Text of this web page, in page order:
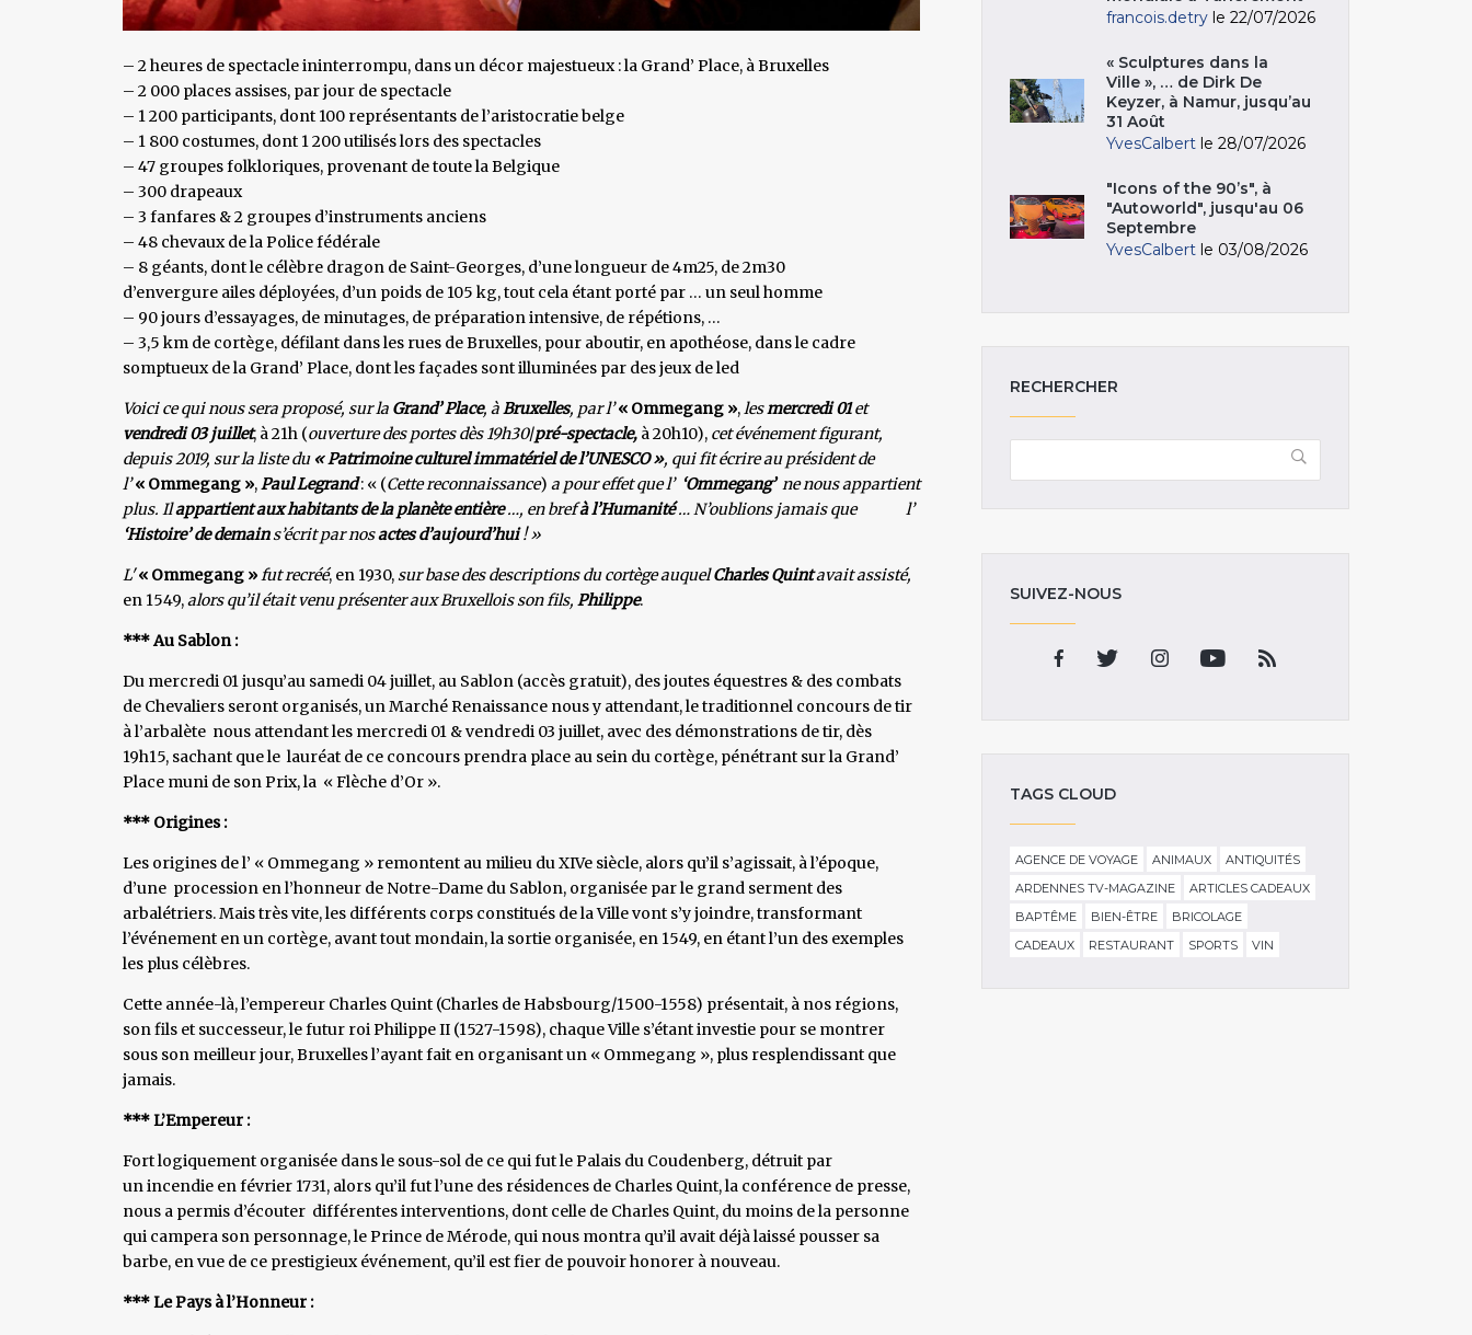
– 2 heures de spectacle ininterrompu, dans un décor majestueux : la Grand’ Place, à Bruxelles
– 2 000 places assises, par jour de spectacle
– 1 200 participants, dont 100 représentants de l’aristocratie belge
– 1 800 costumes, dont 1 200 utilisés lors des spectacles
– 47 groupes folkloriques, provenant de toute la Belgique
– 300 drapeaux
– 3 fanfares & 2 groupes d’instruments anciens
– 48 chevaux de la Police fédérale
– 8 géants, dont le célèbre dragon de Saint-Georges, d’une longueur de 4m25, de 2m30
d’envergure ailes déployées, d’un poids de 105 kg, tout cela étant porté par … un seul homme
– 90 jours d’essayages, de minutages, de préparation intensive, de répétions, …
– 3,5 km de cortège, défilant dans les rues de Bruxelles, pour aboutir, en apothéose, dans le cadre
somptueux de la Grand’ Place, dont les façades sont illuminées par des jeux de led
Voici ce qui nous sera proposé, sur la Grand’ Place, àBruxelles, par l’« Ommegang »,lesmercredi 01et
vendredi 03 juillet, à 21h (ouverture des portes dès 19h30/pré-spectacle, à 20h10), cet événementfigurant,
depuis 2019, sur la liste du« Patrimoine culturel immatériel de l’UNESCO », qui fit écrire au président de
l’« Ommegang »,Paul Legrand: « (Cette reconnaissance) a pour effet que l’ ‘Ommegang’ne nous appartient
plus. Ilappartient aux habitants de la planète entière…, en brefà l’Humanité… N’oublions jamais que l’
‘Histoire’ de demains’écrit par nosactes d’aujourd’hui! »
L' « Ommegang »fut recréé, en 1930,sur base des descriptions du cortège auquelCharles Quintavait assisté,
en 1549,alors qu’il était venu présenter aux Bruxellois son fils, Philippe.
*** Au Sablon :
Du mercredi 01 jusqu’au samedi 04 juillet, au Sablon (accès gratuit), des joutes équestres & des combats
de Chevaliers seront organisés, un Marché Renaissance nous y attendant, le traditionnel concours de tir
à l’arbalète nous attendant les mercredi 01 & vendredi 03 juillet, avec des démonstrations de tir, dès
19h15, sachant que le lauréat de ce concours prendra place au sein du cortège, pénétrant sur la Grand’
Place muni de son Prix, la « Flèche d’Or ».
*** Origines :
Les origines de l’ « Ommegang » remontent au milieu du XIVe siècle, alors qu’il s’agissait, à l’époque,
d’une procession en l’honneur de Notre-Dame du Sablon, organisée par le grand serment des
arbalétriers. Mais très vite, les différents corps constitués de la Ville vont s’y joindre, transformant
l’événement en un cortège, avant tout mondain, la sortie organisée, en 1549, en étant l’un des exemples
les plus célèbres.
Cette année-là, l’empereur Charles Quint (Charles de Habsbourg/1500-1558) présentait, à nos régions,
son fils et successeur, le futur roi Philippe II (1527-1598), chaque Ville s’étant investie pour se montrer
sous son meilleur jour, Bruxelles l’ayant fait en organisant un « Ommegang », plus resplendissant que
jamais.
*** L’Empereur :
Fort logiquement organisée dans le sous-sol de ce qui fut le Palais du Coudenberg, détruit par
un incendie en février 1731, alors qu’il fut l’une des résidences de Charles Quint, la conférence de presse,
nous a permis d’écouter différentes interventions, dont celle de Charles Quint, du moins de la personne
qui campera son personnage, le Prince de Mérode, qui nous montra qu’il avait déjà laissé pousser sa
barbe, en vue de ce prestigieux événement, qu’il est fier de pouvoir honorer à nouveau.
*** Le Pays à l’Honneur :
francois.detry le 22/07/2026
« Sculptures dans la
Ville », … de Dirk De
Keyzer, à Namur, jusqu’au
31 Août
YvesCalbert le 28/07/2026
"Icons of the 90’s", à
"Autoworld", jusqu'au 06
Septembre
YvesCalbert le 03/08/2026
RECHERCHER
SUIVEZ-NOUS
TAGS CLOUD
AGENCE DE VOYAGE ANIMAUX
ANTIQUITÉS
ARDENNES TV-MAGAZINE
ARTICLES CADEAUX
BAPTÊME
BIEN-ÊTRE
BRICOLAGE
CADEAUX
RESTAURANT SPORTS VIN